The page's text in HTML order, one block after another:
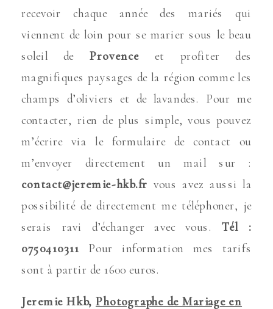
recevoir chaque année des mariés qui
viennent de loin pour se marier sous le beau
soleil de Provence et profiter des
magnifiques paysages de la région comme les
champs d’oliviers et de lavandes. Pour me
contacter, rien de plus simple, vous pouvez
m’écrire via le formulaire de contact ou
m’envoyer directement un mail sur :
contact@jeremie-hkb.fr vous avez aussi la
possibilité de directement me téléphoner, je
serais ravi d’échanger avec vous. Tél :
0750410311 Pour information mes tarifs
sont à partir de 1600 euros.
Jeremie Hkb, Photographe de Mariage en